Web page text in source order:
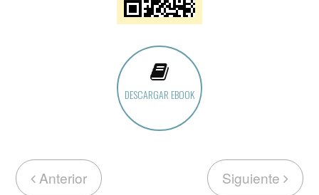
DESCARGAR EBOOK
Anterior Siguiente